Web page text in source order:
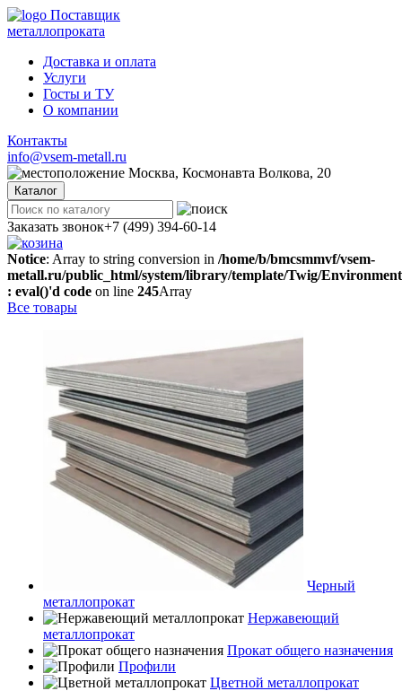
Поставщик
металлопроката
Доставка и оплата
Услуги
Госты и ТУ
О компании
Контакты
info@vsem-metall.ru
Москва, Космонавта Волкова, 20
Каталог
Заказать звонок+7 (499) 394-60-14
Notice: Array to string conversion in /home/b/bmcsmmvf/vsem-
metall.ru/public_html/system/library/template/Twig/
: eval()'d code on line 245Array
Все товары
Черный
металлопрокат
Нержавеющий
металлопрокат
Прокат общего назначения
Профили
Цветной металлопрокат